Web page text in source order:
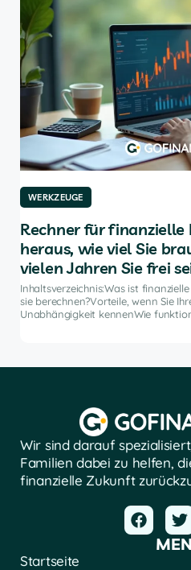
WERKZEUGE
Rechner für finanzielle
heraus, wie viel Sie
vielen Jahren Sie frei
Inhaltsverzeichnis:Was ist
sie berechnen?Vorteile, wenn Sie
Unabhängigkeit kennenWie
Wir sind darauf
Familien dabei zu helfen,
finanzielle Zukunft
Startseite